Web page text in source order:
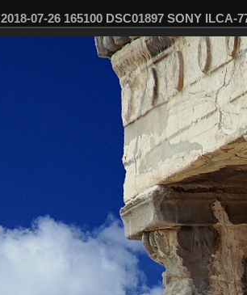
2018-07-26 165100 DSC01897 SONY ILCA-